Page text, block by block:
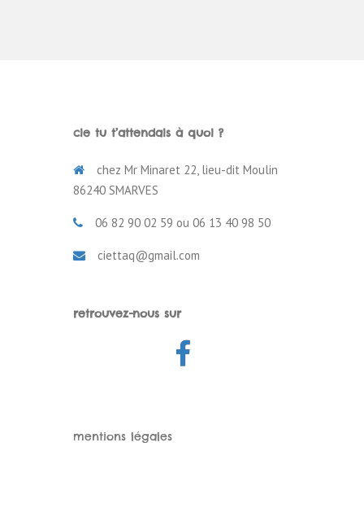
cie tu t’attendais à quoi ?
chez Mr Minaret 22, lieu-dit Moulin
86240 SMARVES
06 82 90 02 59 ou 06 13 40 98 50
ciettaq@gmail.com
retrouvez-nous sur
Facebook
mentions légales